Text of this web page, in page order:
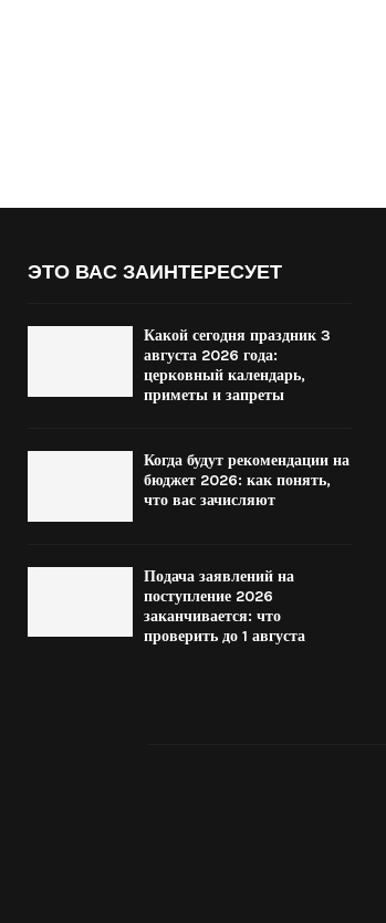
ЭТО ВАС ЗАИНТЕРЕСУЕТ
Какой сегодня праздник 3
августа 2026 года:
церковный календарь,
приметы и запреты
Когда будут рекомендации на
бюджет 2026: как понять,
что вас зачисляют
Подача заявлений на
поступление 2026
заканчивается: что
проверить до 1 августа